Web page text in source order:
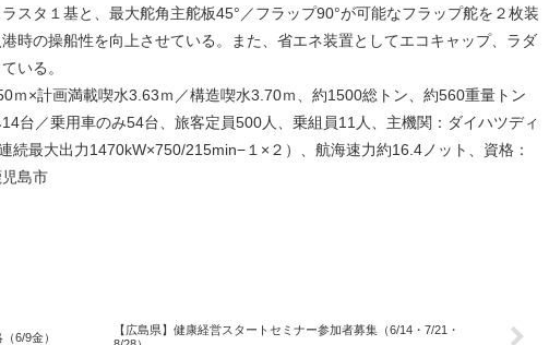
スタ１基と、最大舵角主舵板45°／フラップ90°が可能なフラップ舵を２枚装
時の操船性を向上させている。また、省エネ装置としてエコキャップ、ラダ
いる。
ｍ×計画満載喫水3.63ｍ／構造喫水3.70ｍ、約1500総トン、約560重量トン
台／乗用車のみ54台、旅客定員500人、乗組員11人、主機関：ダイハツディ
続最大出力1470kW×750/215min−１×２）、航海速力約16.4ノット、資格：
島市
6/9金）
【広島県】健康経営スタートセミナー参加者募集（6/14・7/21・